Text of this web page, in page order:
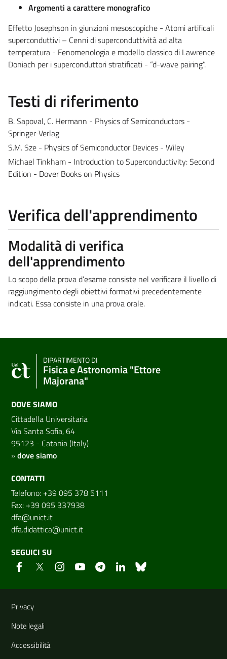
Argomenti a carattere monografico
Effetto Josephson in giunzioni mesoscopiche - Atomi artificali
superconduttivi – Cenni di superconduttività ad alta
temperatura - Fenomenologia e modello classico di Lawrence
Doniach per i superconduttori stratificati - “d-wave pairing”.
Testi di riferimento
B. Sapoval, C. Hermann - Physics of Semiconductors -
Springer-Verlag
S.M. Sze - Physics of Semiconductor Devices - Wiley
Michael Tinkham - Introduction to Superconductivity: Second
Edition - Dover Books on Physics
Verifica dell'apprendimento
Modalità di verifica
dell'apprendimento
Lo scopo della prova d’esame consiste nel verificare il livello di
raggiungimento degli obiettivi formativi precedentemente
indicati. Essa consiste in una prova orale.
DIPARTIMENTO DI
Fisica e Astronomia "Ettore
Majorana"
DOVE SIAMO
Cittadella Universitaria
Via Santa Sofia, 64
95123 - Catania (Italy)
»dove siamo
CONTATTI
Telefono: +39 095 378 5111
Fax: +39 095 337938
dfa@unict.it
dfa.didattica@unict.it
SEGUICI SU
Link e informazioni utili
Privacy
Note legali
Accessibilità